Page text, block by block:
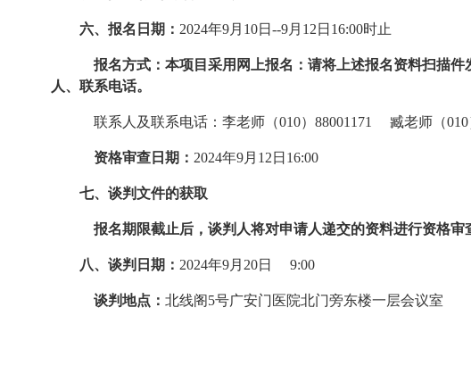
六、 报名日期： 2024年9月 10日 --9月 12 日 16:00时止
报名方式： 本项目采用网上报名：请将上述报名资料扫描件
人、联系电话。
联系人及联系电话：李老师（010） 88001171 臧老师（010
资格审查日期： 2024年9月 12 日 16:00
七、谈判文件的获取
报名期限截止后，谈判人将对申请人递交的资料进行资格审
八、 谈判日期： 2024年9月 20日 9:00
谈判地点： 北线阁5号广安门医院北门旁东楼一层会议室